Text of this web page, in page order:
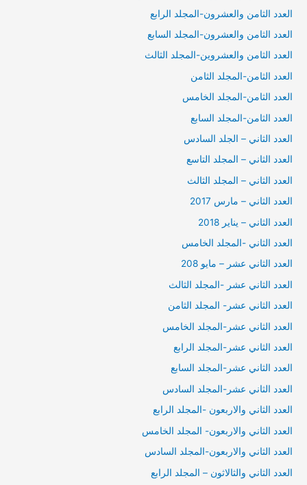
العدد الثامن والعشرون-المجلد الرابع
العدد الثامن والعشرون-المجلد السابع
العدد الثامن والعشروين-المجلد الثالث
العدد الثامن-المجلد الثامن
العدد الثامن-المجلد الخامس
العدد الثامن-المجلد السابع
العدد الثاني – الجلد السادس
العدد الثاني – المجلد التاسع
العدد الثاني – المجلد الثالث
العدد الثاني – مارس 2017
العدد الثاني – يناير 2018
العدد الثاني -المجلد الخامس
العدد الثاني عشر – مايو 208
العدد الثاني عشر -المجلد الثالث
العدد الثاني عشر- المجلد الثامن
العدد الثاني عشر-المجلد الخامس
العدد الثاني عشر-المجلد الرابع
العدد الثاني عشر-المجلد السابع
العدد الثاني عشر-المجلد السادس
العدد الثاني والاربعون -المجلد الرابع
العدد الثاني والاربعون- المجلد الخامس
العدد الثاني والاربعون-المجلد السادس
العدد الثاني والثالاثون – المجلد الرابع